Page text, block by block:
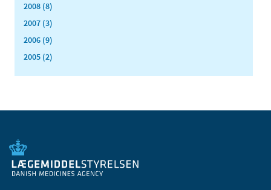
2008 (8)
2007 (3)
2006 (9)
2005 (2)